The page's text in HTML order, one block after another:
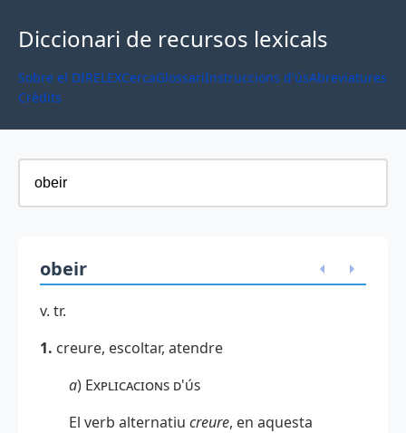
Diccionari de recursos lexicals
Sobre el DIRELEXCercaGlossariInstruccions d'úsAbreviatures
Crèdits
obeir
v. tr.
1. creure, escoltar, atendre
a) Explicacions d'ús
El verb alternatiu creure, en aquesta